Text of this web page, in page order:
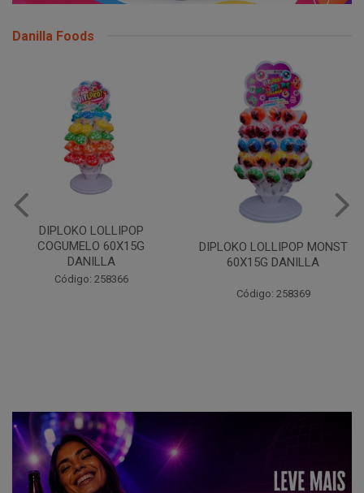
Danilla Foods
DIPLOKO LOLLIPOP
COGUMELO 60X15G
DANILLA
Código: 258366
DIPLOKO LOLLIPOP MONST
60X15G DANILLA
Código: 258369